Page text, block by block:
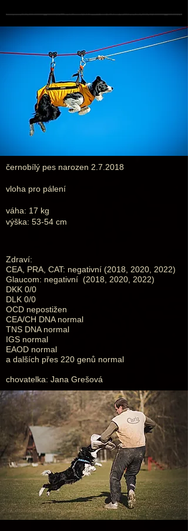
černobílý pes narozen 2.7.2018
vloha pro pálení
váha: 17 kg
výška: 53-54 cm
Zdraví:
CEA, PRA, CAT: negativní (2018, 2020, 2022)
Glaucom: negativní (2018 , 2020, 2022)
DKK 0/0
DLK 0/0
OCD nepostižen
CEA/CH DNA normal
TNS DNA normal
IGS normal
EAOD normal
a dalších přes 220 genů normal
chovatelka: Jana Grešová